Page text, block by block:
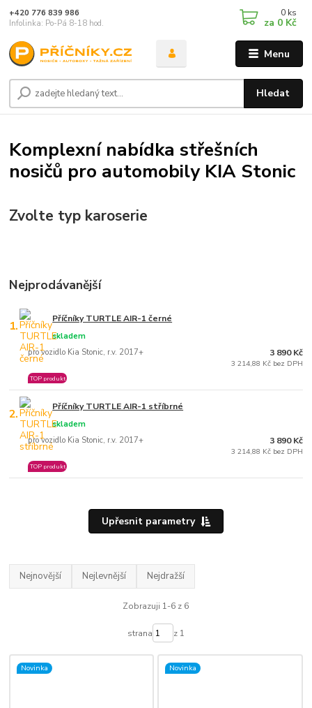
Menu
Hledat
+420 776 839 986
Infolinka: Po-Pá 8-18 hod.
0 ks
za 0 Kč
Komplexní nabídka střešních
nosičů pro automobily KIA Stonic
Zvolte typ karoserie
Nejprodávanější
1. Příčníky TURTLE AIR-1 černé
pro vozidlo Kia Stonic, r.v. 2017+
skladem
TOP produkt
3 890 Kč
3 214,88 Kč bez DPH
2. Příčníky TURTLE AIR-1 stříbrné
pro vozidlo Kia Stonic, r.v. 2017+
skladem
TOP produkt
3 890 Kč
3 214,88 Kč bez DPH
Upřesnit parametry
Nejnovější Nejlevnější Nejdražší
Zobrazuji 1-6 z 6
strana z 1
Novinka Novinka